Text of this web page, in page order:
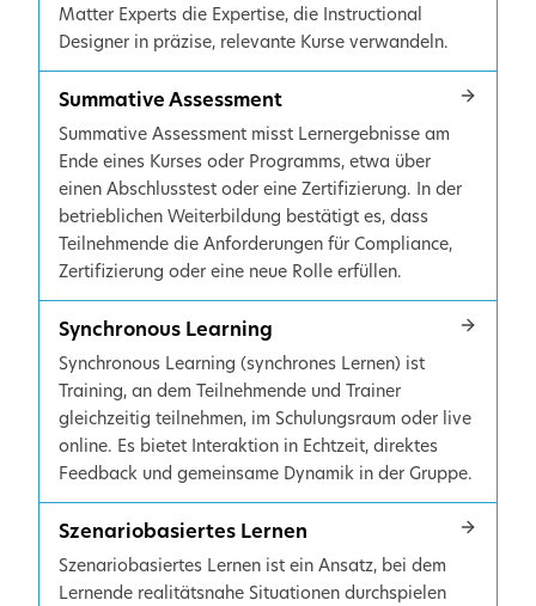
Matter Experts die Expertise, die Instructional
Designer in präzise, relevante Kurse verwandeln.
Summative Assessment
Summative Assessment misst Lernergebnisse am
Ende eines Kurses oder Programms, etwa über
einen Abschlusstest oder eine Zertifizierung. In der
betrieblichen Weiterbildung bestätigt es, dass
Teilnehmende die Anforderungen für Compliance,
Zertifizierung oder eine neue Rolle erfüllen.
Synchronous Learning
Synchronous Learning (synchrones Lernen) ist
Training, an dem Teilnehmende und Trainer
gleichzeitig teilnehmen, im Schulungsraum oder live
online. Es bietet Interaktion in Echtzeit, direktes
Feedback und gemeinsame Dynamik in der Gruppe.
Szenariobasiertes Lernen
Szenariobasiertes Lernen ist ein Ansatz, bei dem
Lernende realitätsnahe Situationen durchspielen